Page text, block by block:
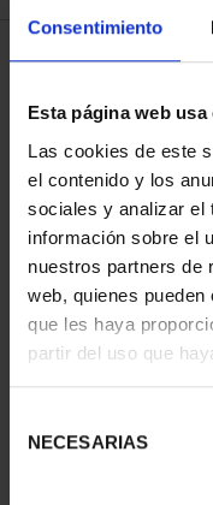
Consentimiento
Esta página web usa
Las cookies de este
el contenido y los
sociales y analizar el
información sobre el
nuestros partners de
web, quienes
que les haya
partir del uso que
NECESARIAS
1 Products found
€73.00